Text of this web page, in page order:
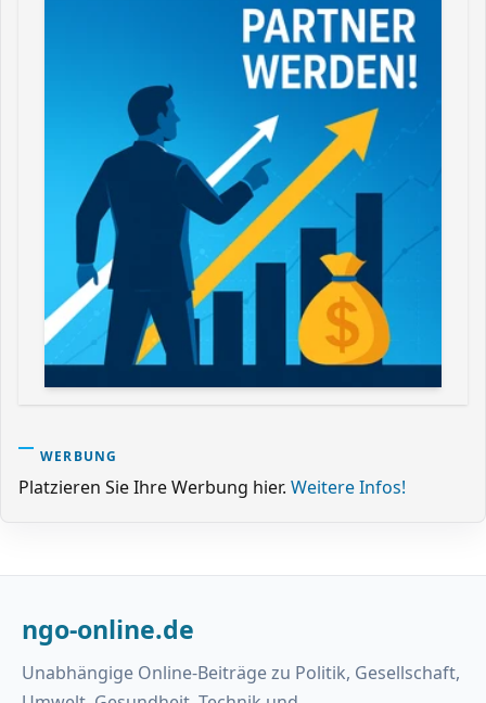
WERBUNG
Platzieren Sie Ihre Werbung hier. Weitere Infos!
ngo-online.de
Unabhängige Online-Beiträge zu Politik, Gesellschaft,